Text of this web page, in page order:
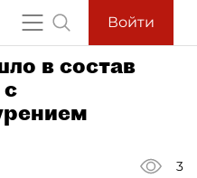
Войти
в состав
3